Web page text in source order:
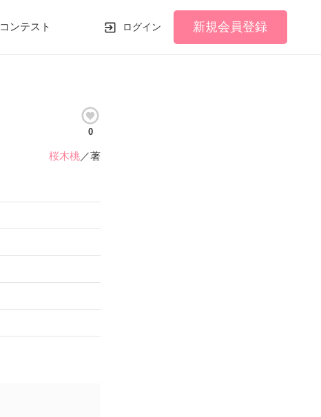
コンテスト ログイン 新規会員登録
0
桜木桃／著